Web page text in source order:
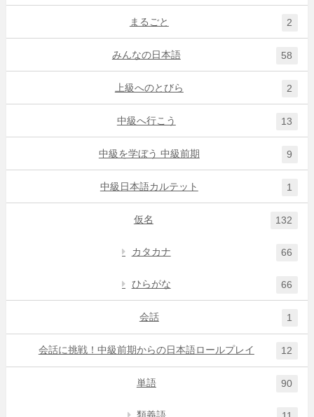
まるごと 2
みんなの日本語 58
上級へのとびら 2
中級へ行こう 13
中級を学ぼう 中級前期 9
中級日本語カルテット 1
仮名 132
カタカナ 66
ひらがな 66
会話 1
会話に挑戦！中級前期からの日本語ロールプレイ 12
単語 90